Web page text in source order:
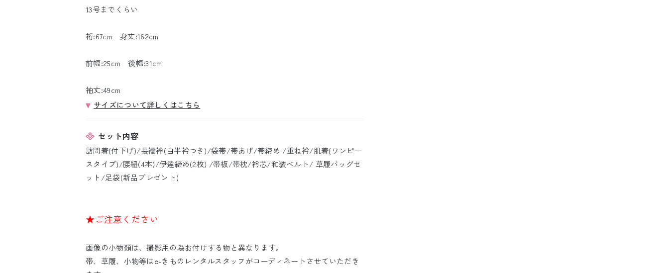
13号までくらい
裄:67cm 身丈:162cm
前幅:25cm 後幅:31cm
袖丈:49cm
サイズについて詳しくはこちら
セット内容
訪問着(付下げ)/長襦袢(白半衿つき)/袋帯/帯あげ/帯締め /重ね衿/肌着(ワンピー
スタイプ)/腰紐(4本)/伊逹締め(2枚) /帯板/帯枕/衿芯/和装ベルト/ 草履バッグセ
ット/足袋(新品プレゼント)
★ご注意ください
画像の小物類は、撮影用の為お付けする物と異なります。
帯、草履、小物等はe-きものレンタルスタッフがコーディネートさせていただき